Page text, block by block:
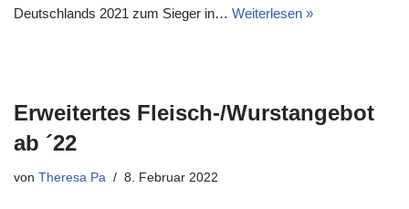
Deutschlands 2021 zum Sieger in… Weiterlesen »
Erweitertes Fleisch-/Wurstangebot
ab ´22
von Theresa Pa 8. Februar 2022